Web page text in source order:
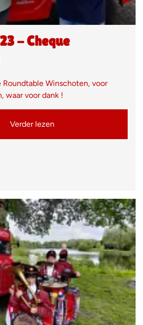
- Cheque
Roundtable Winschoten, voor
waar voor dank !
Verder lezen